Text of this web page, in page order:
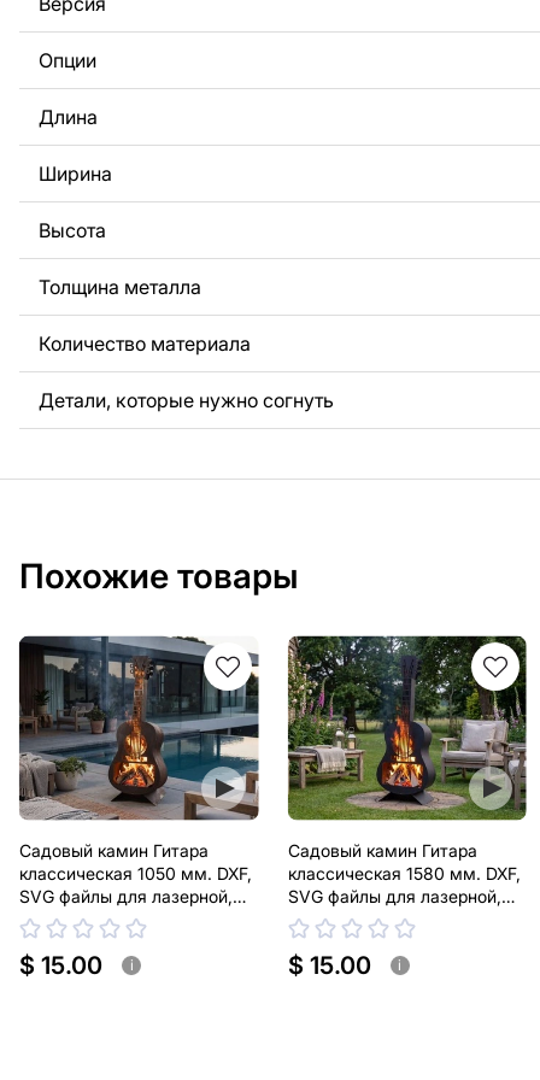
За дополнительную плату мы можем добавить любой
логотип вашей компании или внести другие изменения
Если вам нужно, чтобы мы выполнили
металла для вас, пожалуйста, свяжитесь с нами.
Если у вас остались вопросы или вам нужна помощь,
любое время, мы всегда готовы помочь.
Опции
Длина
Ширина
Высота
Толщина металла
Количество материала
Детали, которые нужно согнуть
Похожие товары
Садовый камин Гитара
классическая 1050 мм. DXF,
SVG файлы для лазерной,
плазменной резки
$ 15.00 i
Садовый камин Гитара
классическая 1580 мм. DXF,
SVG файлы для лазерной,
плазменной резки
$ 15.00 i